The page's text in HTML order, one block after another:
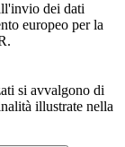
dei dati
europeo per la
si avvalgono di
illustrate nella